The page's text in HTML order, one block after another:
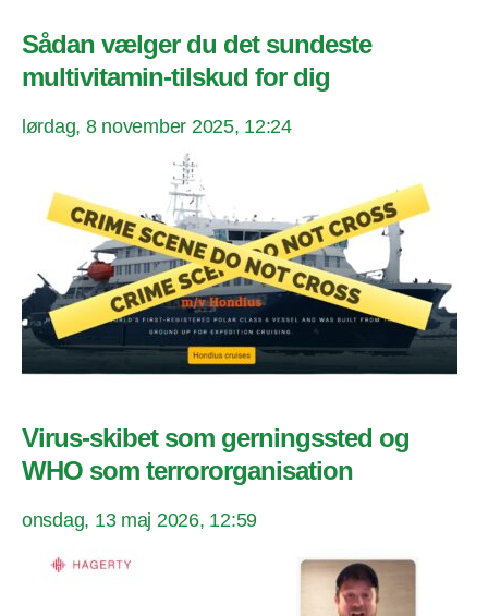
Sådan vælger du det sundeste
multivitamin-tilskud for dig
lørdag, 8 november 2025, 12:24
Virus-skibet som gerningssted og
WHO som terrororganisation
onsdag, 13 maj 2026, 12:59